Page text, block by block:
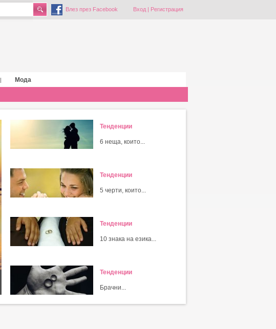
Влез през Facebook Вход| Регистрация
|
Мода
Тенденции
6 неща, които...
Тенденции
5 черти, които...
Тенденции
10 знака на езика...
Тенденции
Брачни...